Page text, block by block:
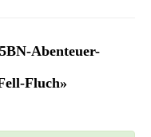
Abenteuer-
Fluch»